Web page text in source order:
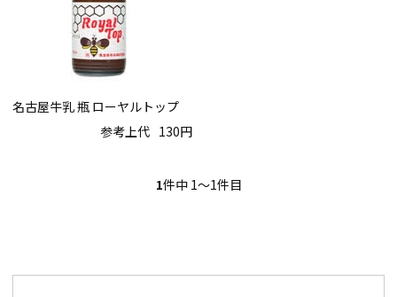
名古屋牛乳 瓶 ローヤルトップ
参考上代 130円
1件中 1〜1件目